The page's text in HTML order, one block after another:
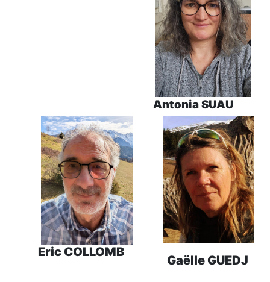
Antonia SUAU
Eric COLLOMB
Gaëlle GUEDJ